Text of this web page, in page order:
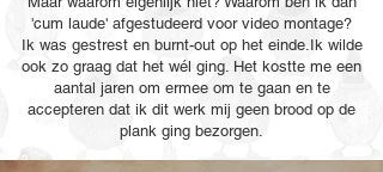
'cum laude' afgestudeerd voor video montage?
Ik was gestrest en burnt-out op het einde.Ik wilde
ook zo graag dat het wél ging. Het kostte me een
aantal jaren om ermee om te gaan en te
accepteren dat ik dit werk mij geen brood op de
plank ging bezorgen.